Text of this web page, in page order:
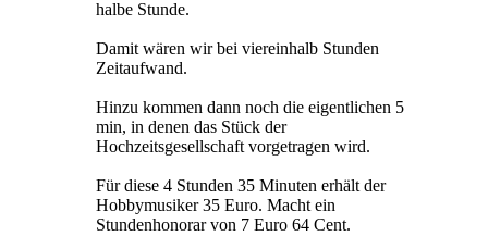
halbe Stunde.
Damit wären wir bei viereinhalb Stunden
Zeitaufwand.
Hinzu kommen dann noch die eigentlichen 5
min, in denen das Stück der
Hochzeitsgesellschaft vorgetragen wird.
Für diese 4 Stunden 35 Minuten erhält der
Hobbymusiker 35 Euro. Macht ein
Stundenhonorar von 7 Euro 64 Cent.